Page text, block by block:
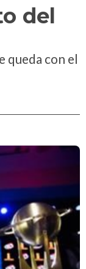
del
queda con el